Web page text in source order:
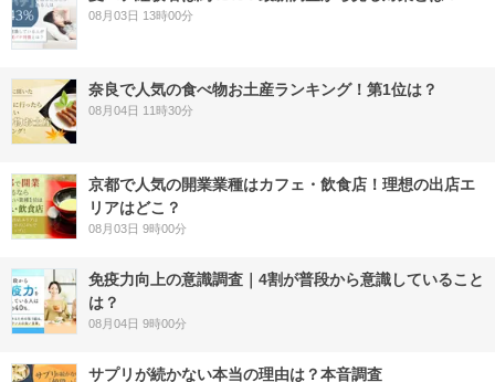
08月03日 13時00分
奈良で人気の食べ物お土産ランキング！第1位は？
08月04日 11時30分
京都で人気の開業業種はカフェ・飲食店！理想の出店エ
リアはどこ？
08月03日 9時00分
免疫力向上の意識調査｜4割が普段から意識していること
は？
08月04日 9時00分
サプリが続かない本当の理由は？本音調査